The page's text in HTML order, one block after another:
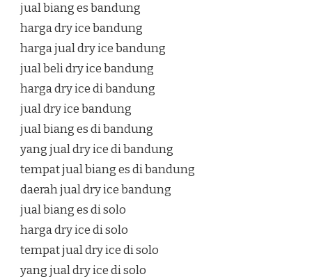
jual biang es bandung
harga dry ice bandung
harga jual dry ice bandung
jual beli dry ice bandung
harga dry ice di bandung
jual dry ice bandung
jual biang es di bandung
yang jual dry ice di bandung
tempat jual biang es di bandung
daerah jual dry ice bandung
jual biang es di solo
harga dry ice di solo
tempat jual dry ice di solo
yang jual dry ice di solo